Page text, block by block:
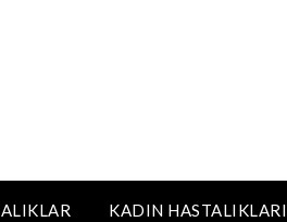
KADIN HASTALIKLARI